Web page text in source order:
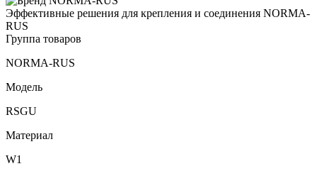
Эффективные решения для крепления и соединения NORMA-
RUS
Группа товаров
NORMA-RUS
Модель
RSGU
Материал
W1